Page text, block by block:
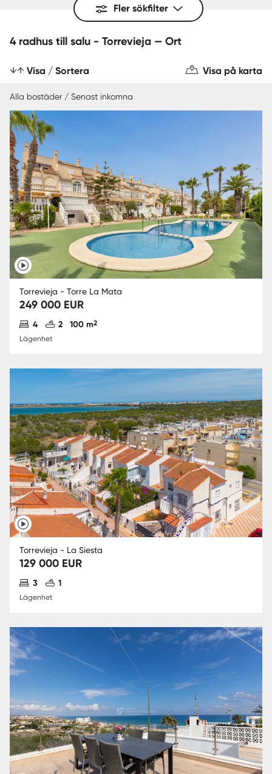
Fler sökfilter
4 radhus till salu - Torrevieja — Ort
Visa / Sortera Visa på karta
Alla bostäder / Senast inkomna
Torrevieja - Torre La Mata
249 000 EUR
Antal sovrum
4 Antal badrum
2 100 m2
Lägenhet
Torrevieja - La Siesta
129 000 EUR
Antal sovrum
3 Antal badrum
1
Lägenhet